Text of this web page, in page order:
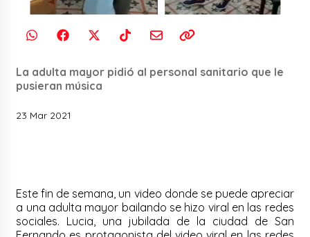
La adulta mayor pidió al personal sanitario que le
pusieran música
23 Mar 2021
Este fin de semana, un video donde se puede apreciar
a una adulta mayor bailando se hizo viral en las redes
sociales. Lucia, una jubilada de la ciudad de San